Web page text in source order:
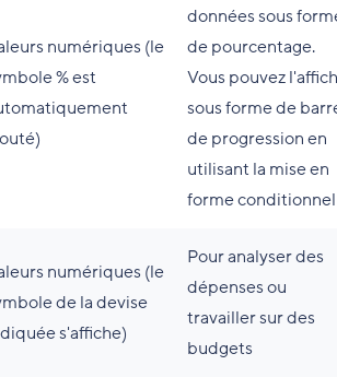
numériques (le
% est
données sous
de pourcentage.
Vous pouvez
sous forme de
de progression en
utilisant la mise en
forme
numériques (le
de la devise
s'affiche)
Pour analyser des
dépenses ou
travailler sur des
budgets